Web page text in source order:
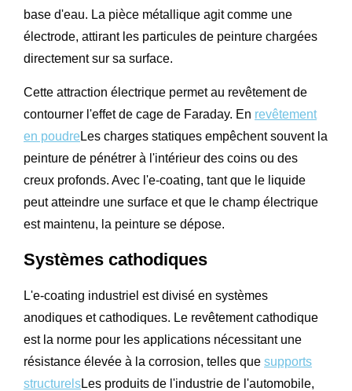
base d'eau. La pièce métallique agit comme une
électrode, attirant les particules de peinture chargées
directement sur sa surface.
Cette attraction électrique permet au revêtement de
contourner l'effet de cage de Faraday. En revêtement
en poudreLes charges statiques empêchent souvent la
peinture de pénétrer à l'intérieur des coins ou des
creux profonds. Avec l'e-coating, tant que le liquide
peut atteindre une surface et que le champ électrique
est maintenu, la peinture se dépose.
Systèmes cathodiques
L'e-coating industriel est divisé en systèmes
anodiques et cathodiques. Le revêtement cathodique
est la norme pour les applications nécessitant une
résistance élevée à la corrosion, telles que supports
structurelsLes produits de l'industrie de l'automobile,